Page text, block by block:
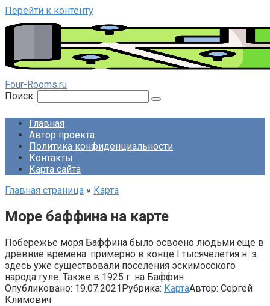
Перейти к контенту
Four-Rooms.ru
Поиск:
Главная
Автор проекта
Политика конфиденциальности
Контакты
Карта сайта
Главная страница » Карта
Море баффина на карте
Побережье моря Баффина было освоено людьми еще в
древние времена: примерно в конце I тысячелетия н. э.
здесь уже существовали поселения эскимосского
народа гуле. Также в 1925 г. на Баффин
Опубликовано: 19.07.2021Рубрика: КартаАвтор: Сергей
Климович